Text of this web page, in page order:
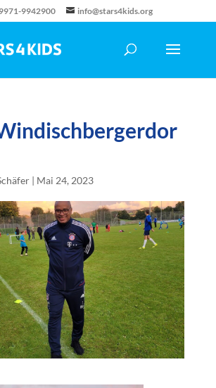
9942900 info@stars4kids.org
| Mai 24, 2023